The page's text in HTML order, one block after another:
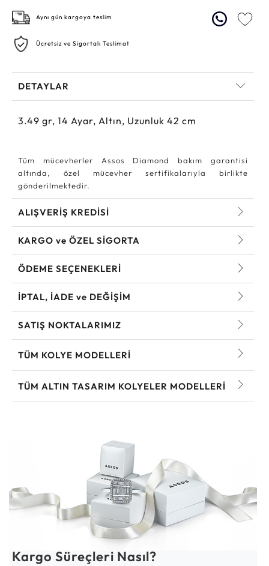
Aynı gün kargoya teslim
Ücretsiz ve Sigortalı Teslimat
DETAYLAR
3.49 gr, 14 Ayar, Altın, Uzunluk 42 cm
Tüm mücevherler Assos Diamond bakım garantisi
altında, özel mücevher sertifikalarıyla birlikte
gönderilmektedir.
ALIŞVERİŞ KREDİSİ
KARGO ve ÖZEL SİGORTA
ÖDEME SEÇENEKLERİ
İPTAL, İADE ve DEĞİŞİM
SATIŞ NOKTALARIMIZ
TÜM KOLYE MODELLERI
TÜM ALTIN TASARIM KOLYELER MODELLERI
Kargo Süreçleri Nasıl?